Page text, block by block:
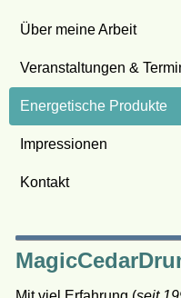
Über meine Arbeit
Veranstaltungen &
Energetische Produkte
Impressionen
Kontakt